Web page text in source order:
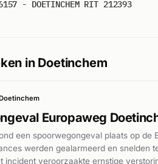
- DOETINCHEM RIT 212393
in Doetinchem
Europaweg
een spoorwegongeval plaats op
werden gealarmeerd en snelden
incident veroorzaakte ernstige